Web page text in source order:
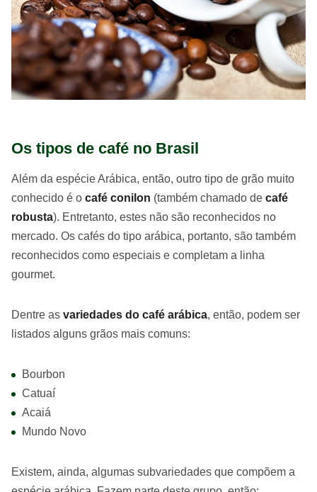
Os tipos de café no Brasil
Além da espécie Arábica, então, outro tipo de grão muito
conhecido é o café conilon (também chamado de café
robusta). Entretanto, estes não são reconhecidos no
mercado. Os cafés do tipo arábica, portanto, são também
reconhecidos como especiais e completam a linha
gourmet.
Dentre as variedades do café arábica, então, podem ser
listados alguns grãos mais comuns:
Bourbon
Catuaí
Acaiá
Mundo Novo
Existem, ainda, algumas subvariedades que compõem a